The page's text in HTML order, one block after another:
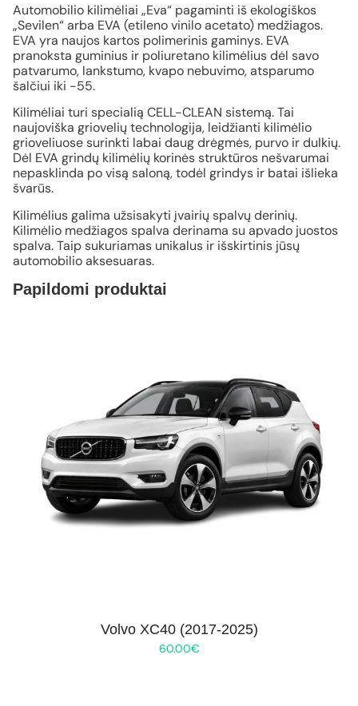
Automobilio kilimėliai „Eva“ pagaminti iš ekologiškos
„Sevilen“ arba EVA (etileno vinilo acetato) medžiagos.
EVA yra naujos kartos polimerinis gaminys. EVA
pranoksta guminius ir poliuretano kilimėlius dėl savo
patvarumo, lankstumo, kvapo nebuvimo, atsparumo
šalčiui iki -55.
Kilimėliai turi specialią CELL-CLEAN sistemą. Tai
naujoviška griovelių technologija, leidžianti kilimėlio
grioveliuose surinkti labai daug drėgmės, purvo ir dulkių.
Dėl EVA grindų kilimėlių korinės struktūros nešvarumai
nepasklinda po visą saloną, todėl grindys ir batai išlieka
švarūs.
Kilimėlius galima užsisakyti įvairių spalvų derinių.
Kilimėlio medžiagos spalva derinama su apvado juostos
spalva. Taip sukuriamas unikalus ir išskirtinis jūsų
automobilio aksesuaras.
Papildomi produktai
Volvo XC40 (2017-2025)
60.00€